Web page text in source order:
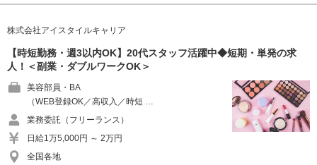
株式会社アイスタイルキャリア
【時短勤務・週3以内OK】20代スタッフ活躍中◆短期・単発の求
人！＜副業・ダブルワークOK＞
美容部員・BA
（WEB登録OK／高収入／時短 …
業務委託（フリーランス）
日給1万5,000円 ～ 2万円
全国各地